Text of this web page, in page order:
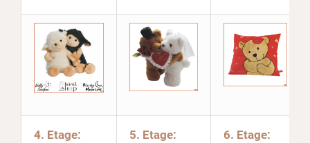
4. Etage:
5. Etage:
6. Etage: